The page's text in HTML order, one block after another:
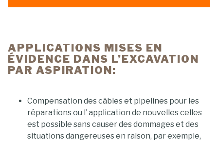
APPLICATIONS MISES EN
ÉVIDENCE DANS L’EXCAVATION
PAR ASPIRATION:
Compensation des câbles et pipelines pour les
réparations ou l’ application de nouvelles celles
est possible sans causer des dommages et des
situations dangereuses en raison, par exemple,